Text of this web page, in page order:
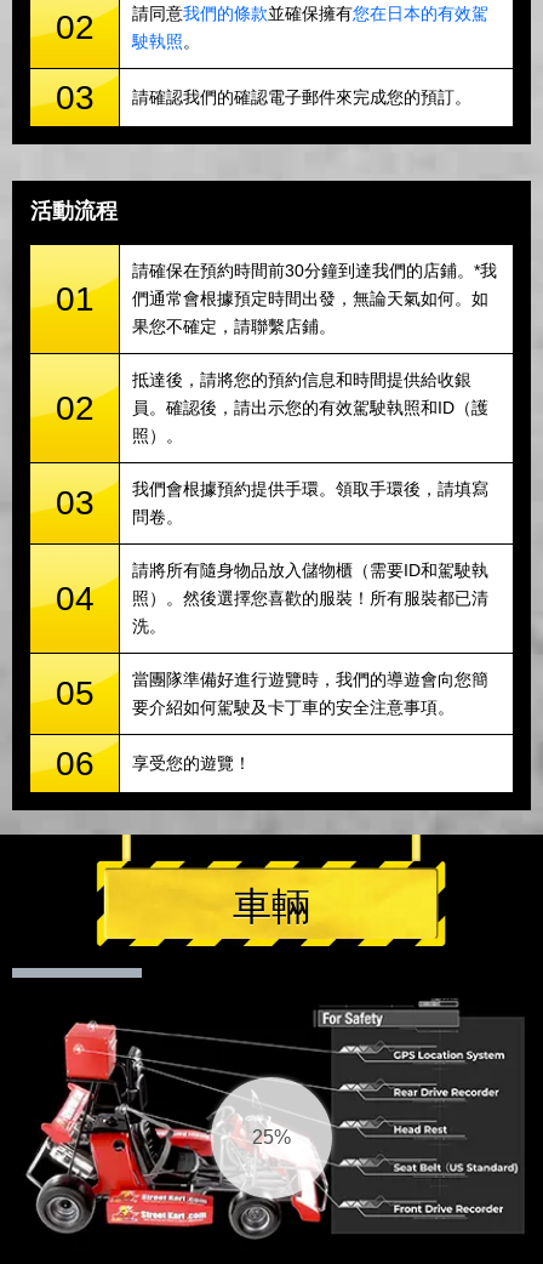
02 請同意我們的條款並確保擁有您在日本的有效駕
駛執照。
03 請確認我們的確認電子郵件來完成您的預訂。
活動流程
01
請確保在預約時間前30分鐘到達我們的店鋪。*我
們通常會根據預定時間出發，無論天氣如何。如
果您不確定，請聯繫店鋪。
02
抵達後，請將您的預約信息和時間提供給收銀
員。確認後，請出示您的有效駕駛執照和ID（護
照）。
03
我們會根據預約提供手環。領取手環後，請填寫
問卷。
04
請將所有隨身物品放入儲物櫃（需要ID和駕駛執
照）。然後選擇您喜歡的服裝！所有服裝都已清
洗。
05
當團隊準備好進行遊覽時，我們的導遊會向您簡
要介紹如何駕駛及卡丁車的安全注意事項。
06 享受您的遊覽！
車輛
25%